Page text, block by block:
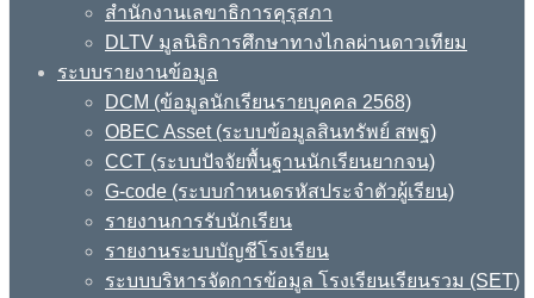
สำนักงานเลขาธิการคุรุสภา
DLTV มูลนิธิการศึกษาทางไกลผ่านดาวเทียม
ระบบรายงานข้อมูล
DCM (ข้อมูลนักเรียนรายบุคคล 2568)
OBEC Asset (ระบบข้อมูลสินทรัพย์ สพฐ)
CCT (ระบบปัจจัยพื้นฐานนักเรียนยากจน)
G-code (ระบบกำหนดรหัสประจำตัวผู้เรียน)
รายงานการรับนักเรียน
รายงานระบบบัญชีโรงเรียน
ระบบบริหารจัดการข้อมูล โรงเรียนเรียนรวม (SET)